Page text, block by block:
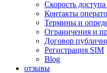
Скорость
Контакты
Термины и
Ограничения и
Договор
Регистрация SIM
Blog
отзывы